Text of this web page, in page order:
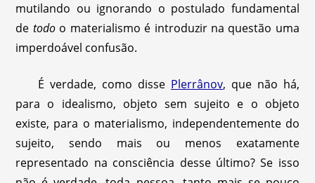
mutilando ou ignorando o postulado fundamental
de todoo materialismo é introduzir na questão uma
imperdoável confusão.
É verdade, como disse Plerrânov, que não há,
para o idealismo, objeto sem sujeito e o objeto
existe, para o materialismo, independentemente do
sujeito, sendo mais ou menos exatamente
representado na consciência desse último? Se isso